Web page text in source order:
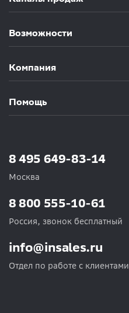
Возможности
Компания
Помощь
8 495 649-83-14
Москва
info@insales.ru
Отдел по работе с клиентами
8 800 555-10-61
Россия, звонок бесплатный